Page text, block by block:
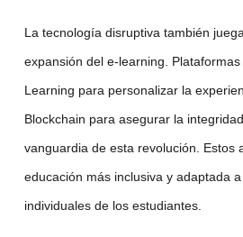
La tecnología disruptivatambién
expansión del e-learning.
Learning para personalizar la
Blockchain para asegurar la
vanguardia de esta revolución. Estos
educación más inclusiva y adaptada
individuales de los estudiantes.